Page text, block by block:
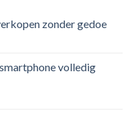
zonder gedoe
volledig